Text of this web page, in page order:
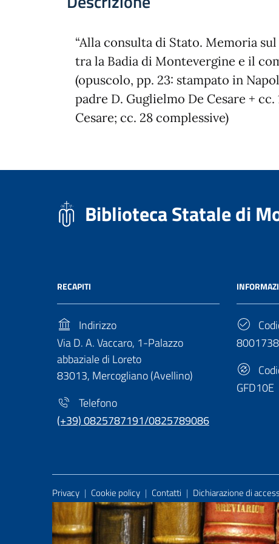
“Alla consulta di Stato. Memoria
tra la Badia di Montevergine e il
(opuscolo, pp. 23: stampato in
padre D. Guglielmo De Cesare +
Cesare; cc. 28 complessive)
Biblioteca Statale di
RECAPITI
Indirizzo
Via D. A. Vaccaro, 1-Palazzo
abbaziale di Loreto
83013, Mercogliano (Avellino)
Telefono
(+39) 0825787191/0825789086
GFD10E
Useful Links Section
Privacy | Cookie policy | Contatti | Dichiarazione di